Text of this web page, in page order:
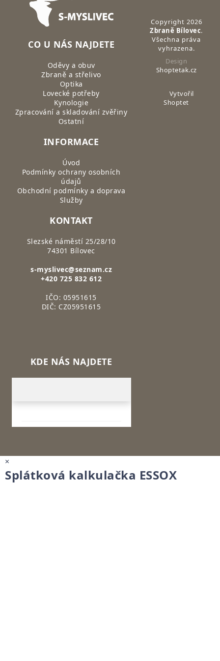
CO U NÁS NAJDETE
Oděvy a obuv
Zbraně a střelivo
Optika
Lovecké potřeby
Kynologie
Zpracování a skladování zvěřiny
Ostatní
INFORMACE
Úvod
Podmínky ochrany osobních
údajů
Obchodní podmínky a doprava
Služby
KONTAKT
Slezské náměstí 25/28/10
74301 Bílovec
s-myslivec@seznam.cz
+420 725 832 612
IČO: 05951615
DIČ: CZ05951615
KDE NÁS NAJDETE
Copyright 2026
Zbraně Bílovec.
Všechna práva
vyhrazena.
Design
Shoptetak.cz
Vytvořil
Shoptet
×
Splátková kalkulačka ESSOX